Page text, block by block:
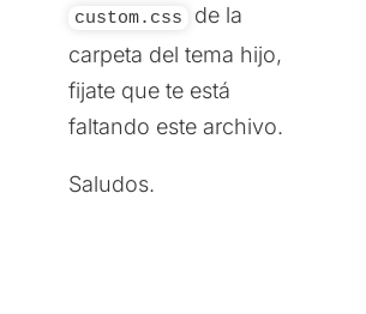
custom.css
de la
carpeta del tema hijo,
fijate que te está
faltando este archivo.
Saludos.